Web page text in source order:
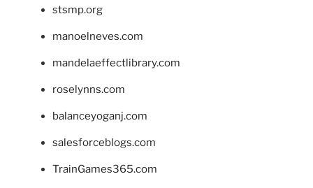
stsmp.org
manoelneves.com
mandelaeffectlibrary.com
roselynns.com
balanceyoganj.com
salesforceblogs.com
TrainGames365.com